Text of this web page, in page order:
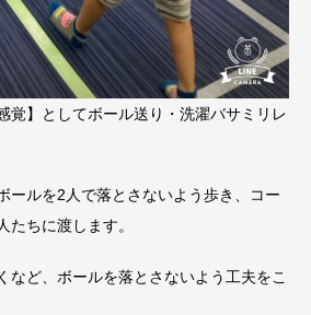
覚】としてボール送り・洗濯バサミリレ
ールを2人で落とさないよう歩き、コー
たちに渡します。
など、ボールを落とさないよう工夫をこ